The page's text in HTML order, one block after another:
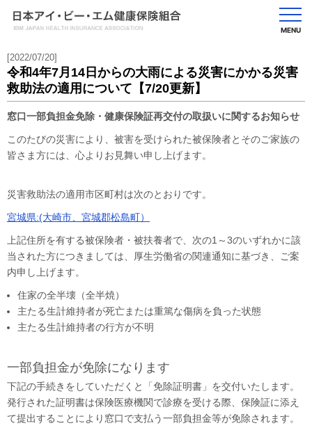
MENU
[2022/07/20]
令和4年7月14日からの大雨による災害にかかる災害
救助法の適用について【7/20更新】
窓口一部負担金免除・健康保険証再交付の取扱いに関するお知らせ
このたびの災害により、被害を受けられた被保険者とそのご家族の
皆さま方には、心よりお見舞い申し上げます。
災害救助法の適用市区町村は次のとおりです。
宮城県:(大崎市、宮城郡松島町）
上記住所を有する被保険者・被扶養者で、次の1～3のいずれかに該
当された方につきましては、厚生労働省の関連通知に基づき、ご案
内申し上げます。
住家の全半壊（全半焼）
主たる生計維持者が死亡または重篤な傷病を負った状態
主たる生計維持者の行方が不明
一部負担金が免除になります
下記の手続きをしていただくと「免除証明書」を交付いたします。
発行された証明書は保険医療機関で診療を受ける際、保険証に添え
て提出することにより窓口で支払う一部負担金等が免除されます。